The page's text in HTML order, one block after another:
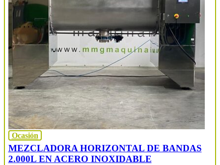
Ocasión
MEZCLADORA HORIZONTAL DE BANDAS
2.000L EN ACERO INOXIDABLE